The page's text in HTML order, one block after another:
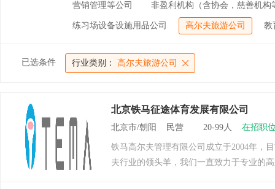
营销管理等公司 非盈利机构（含协会，慈善机构
练习场设备设施用品公司 高尔夫旅游公司 教
已选条件 行业类别： 高尔夫旅游公司
北京铁马征途体育发展有限公司
北京市/朝阳 民营 20-99人 在招职
铁马高尔夫管理有限公司成立于2004年，
夫行业的领头羊，我们一直致力于专业的